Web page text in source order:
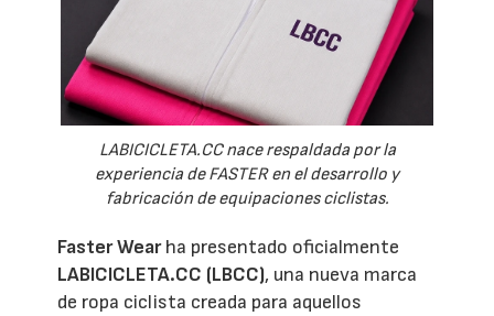
LABICICLETA.CC nace respaldada por la
experiencia de FASTER en el desarrollo y
fabricación de equipaciones ciclistas.
Faster Wearha presentado oficialmente
LABICICLETA.CC (LBCC), una nueva marca
de ropa ciclista creada para aquellos